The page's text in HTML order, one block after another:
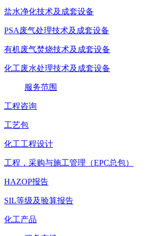
盐水净化技术及成套设备
PSA废气处理技术及成套设备
有机废气焚烧技术及成套设备
化工废水处理技术及成套设备
服务范围
工程咨询
工艺包
化工工程设计
工程，采购与施工管理（EPC总包）
HAZOP报告
SIL等级及验算报告
化工产品